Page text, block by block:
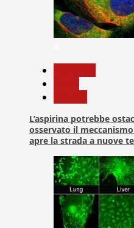
L’aspirina potrebbe
osservato il
apre la strada a nuove